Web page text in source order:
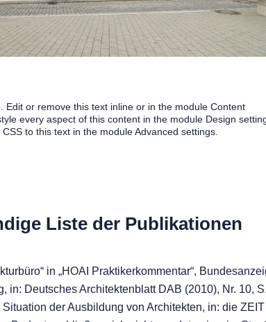
Edit or remove this text inline or in the module Content
every aspect of this content in the module Design
to this text in the module Advanced settings.
Liste der Publikationen
in „HOAI Praktikerkommentar“,
Deutsches Architektenblatt DAB (2010), Nr. 10,
der Ausbildung von Architekten, in: die